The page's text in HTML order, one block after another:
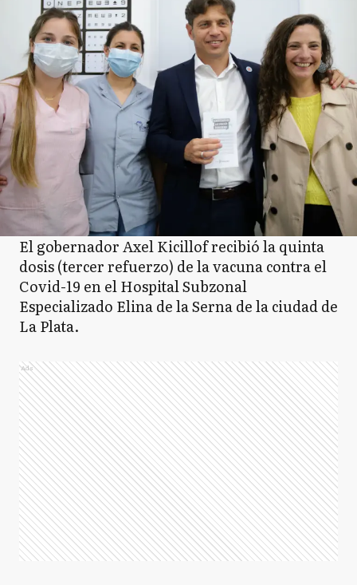
El gobernador Axel Kicillof recibió la quinta
dosis (tercer refuerzo) de la vacuna contra el
Covid-19 en el Hospital Subzonal
Especializado Elina de la Serna de la ciudad de
La Plata.
Ads